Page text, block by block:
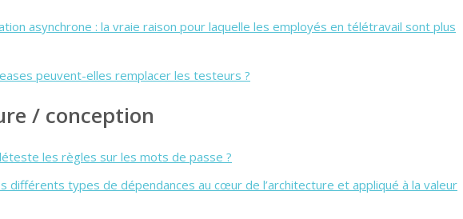
asynchrone : la vraie raison pour laquelle les employés en télétravail sont plus
peuvent-elles remplacer les testeurs ?
/ conception
les règles sur les mots de passe ?
différents types de dépendances au cœur de l’architecture et appliqué à la valeur